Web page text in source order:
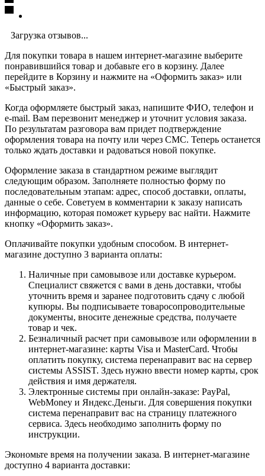
Загрузка отзывов...
Для покупки товара в нашем интернет-магазине выберите
понравившийся товар и добавьте его в корзину. Далее
перейдите в Корзину и нажмите на «Оформить заказ» или
«Быстрый заказ».
Когда оформляете быстрый заказ, напишите ФИО, телефон и
e-mail. Вам перезвонит менеджер и уточнит условия заказа.
По результатам разговора вам придет подтверждение
оформления товара на почту или через СМС. Теперь останется
только ждать доставки и радоваться новой покупке.
Оформление заказа в стандартном режиме выглядит
следующим образом. Заполняете полностью форму по
последовательным этапам: адрес, способ доставки, оплаты,
данные о себе. Советуем в комментарии к заказу написать
информацию, которая поможет курьеру вас найти. Нажмите
кнопку «Оформить заказ».
Оплачивайте покупки удобным способом. В интернет-
магазине доступно 3 варианта оплаты:
Наличные при самовывозе или доставке курьером.
Специалист свяжется с вами в день доставки, чтобы
уточнить время и заранее подготовить сдачу с любой
купюры. Вы подписываете товаросопроводительные
документы, вносите денежные средства, получаете
товар и чек.
Безналичный расчет при самовывозе или оформлении в
интернет-магазине: карты Visa и MasterCard. Чтобы
оплатить покупку, система перенаправит вас на сервер
системы ASSIST. Здесь нужно ввести номер карты, срок
действия и имя держателя.
Электронные системы при онлайн-заказе: PayPal,
WebMoney и Яндекс.Деньги. Для совершения покупки
система перенаправит вас на страницу платежного
сервиса. Здесь необходимо заполнить форму по
инструкции.
Экономьте время на получении заказа. В интернет-магазине
доступно 4 варианта доставки: